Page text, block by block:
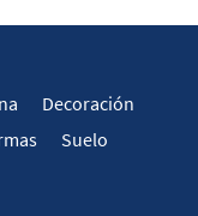
Decoración
Suelo